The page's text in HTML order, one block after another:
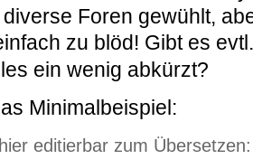
Foren gewühlt,
zu blöd! Gibt es
ein wenig abkürzt?
Minimalbeispiel:
editierbar zum Übersetzen: